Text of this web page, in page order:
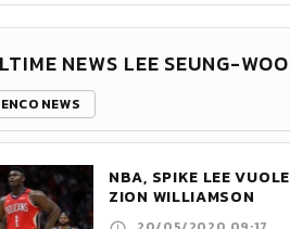
NEWS LEE SEUNG-WOO
NEWS
NBA, SPIKE LEE VUOLE
ZION WILLIAMSON